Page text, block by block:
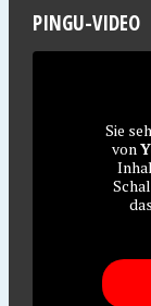
PINGU-VIDEO
Sie
von